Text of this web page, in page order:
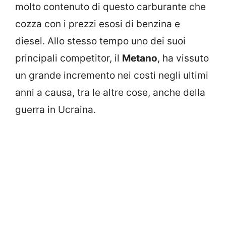
molto contenuto di questo carburante che
cozza con i prezzi esosi di benzina e
diesel. Allo stesso tempo uno dei suoi
principali competitor, il Metano, ha vissuto
un grande incremento nei costi negli ultimi
anni a causa, tra le altre cose, anche della
guerra in Ucraina.